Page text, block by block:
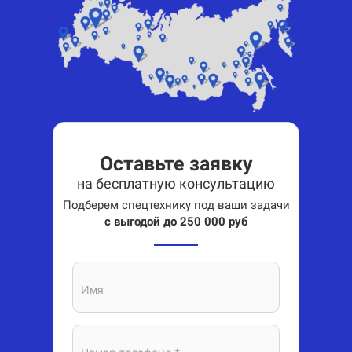
Оставьте заявку
на бесплатную консультацию
Подберем спецтехнику под ваши задачи
с выгодой до 250 000 руб
Имя